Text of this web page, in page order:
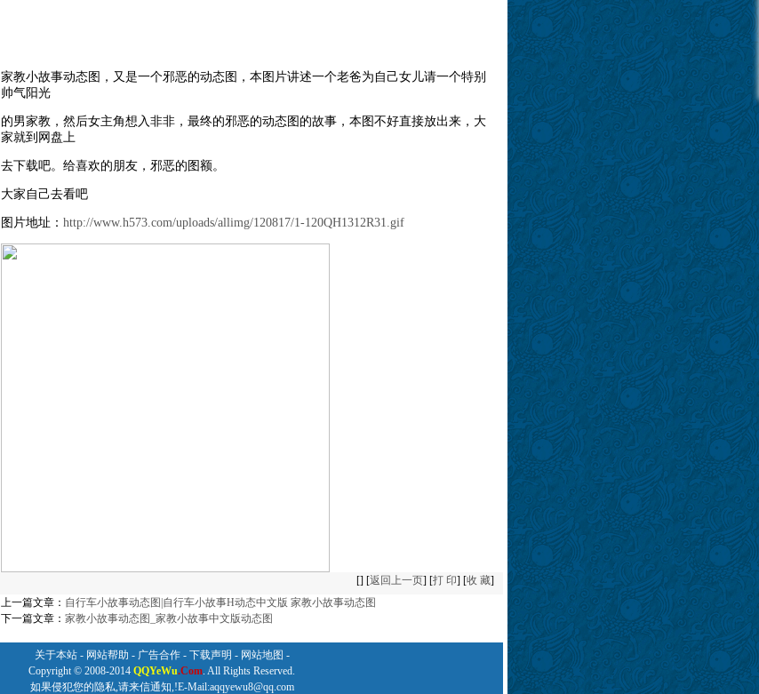
家教小故事动态图，又是一个邪恶的动态图，本图片讲述一个老爸为自己女儿请一个特别
帅气阳光
的男家教，然后女主角想入非非，最终的邪恶的动态图的故事，本图不好直接放出来，大
家就到网盘上
去下载吧。给喜欢的朋友，邪恶的图额。
大家自己去看吧
图片地址： http://www.h573.com/uploads/allimg/120817/1-120QH1312R31.gif
[] [返回上一页] [打 印] [收 藏]
上一篇文章： 自行车小故事动态图|自行车小故事H动态中文版 家教小故事动态图
下一篇文章： 家教小故事动态图_家教小故事中文版动态图
关于本站- 网站帮助 - 广告合作- 下载声明 - 网站地图 -
Copyright © 2008-2014 QQYeWu.Com. All Rights Reserved.
如果侵犯您的隐私,请来信通知,!E-Mail:aqqyewu8@qq.com